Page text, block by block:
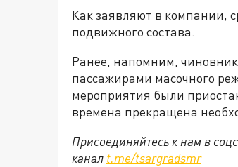
Как заявляют в компании,
подвижного состава.
Ранее, напомним,
пассажирами масочного
мероприятия были
времена прекращена
Присоединяйтесь к нам в
канал t.me/tsargradsmr